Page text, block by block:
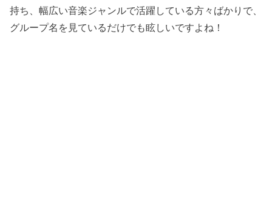
持ち、幅広い音楽ジャンルで活躍している方々ばかりで、
グループ名を見ているだけでも眩しいですよね！